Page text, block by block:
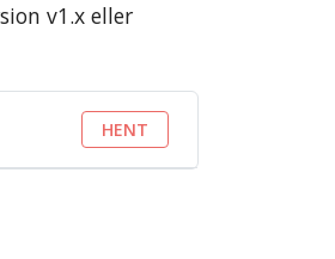
v1.x eller
HENT